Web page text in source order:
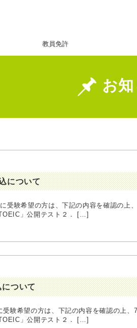
教員免許
お
について
験希望の方は、下記の内容を確認の上
公開テスト２． […]
ついて
験希望の方は、下記の内容を確認の上、
公開テスト２． […]